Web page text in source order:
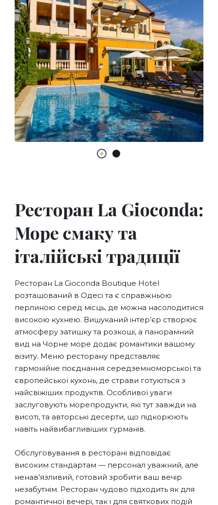
Ресторан La Gioconda:
Море смаку та
італійські традиції
Ресторан La Gioconda Boutique Hotel
розташований в Одесі та є справжньою
перлиною серед місць, де можна насолодитися
високою кухнею. Вишуканий інтер’єр створює
атмосферу затишку та розкоші, а панорамний
вид на Чорне море додає романтики вашому
візиту. Меню ресторану представляє
гармонійне поєднання середземноморської та
європейської кухонь, де страви готуються з
найсвіжіших продуктів. Особливої уваги
заслуговують морепродукти, які тут завжди на
висоті, та авторські десерти, що підкорюють
навіть найвибагливіших гурманів.
Обслуговування в ресторані відповідає
високим стандартам — персонал уважний, але
ненав’язливий, готовий зробити ваш вечір
незабутнім. Ресторан чудово підходить як для
романтичної вечері, так і для святкових подій